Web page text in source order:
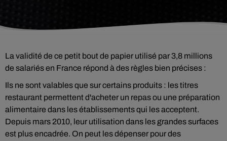
La validité de ce petit bout de papier utilisé par 3,8 millions
de salariés en France répond à des règles bien précises :
Ils ne sont valables que sur certains produits : les titres
restaurant permettent d'acheter un repas ou une préparation
alimentaire dans les établissements qui les acceptent.
Depuis mars 2010, leur utilisation dans les grandes surfaces
est plus encadrée. On peut les dépenser pour des